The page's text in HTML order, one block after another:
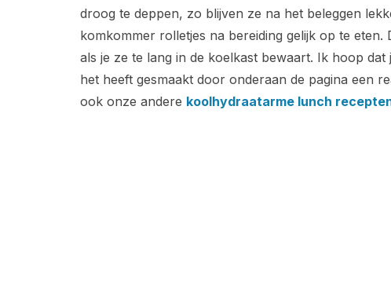
droog te deppen, zo blijven ze na het beleggen
komkommer rolletjes na bereiding gelijk op te
als je ze te lang in de koelkast bewaart. Ik hoop
het heeft gesmaakt door onderaan de pagina een
ook onze andere koolhydraatarme lunch